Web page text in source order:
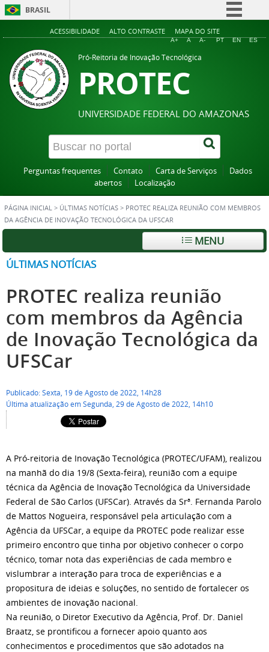
BRASIL
Simplifique!
Acesso à informação
ACESSIBILIDADE ALTO CONTRASTE MAPA DO SITE
A+ A A- PT EN ES
Pró-Reitoria de Inovação Tecnológica
PROTEC
UNIVERSIDADE FEDERAL DO AMAZONAS
Perguntas frequentes Contato Carta de Serviços
Dados
abertos
Localização
PÁGINA INICIAL > ÚLTIMAS NOTÍCIAS > PROTEC REALIZA REUNIÃO COM MEMBROS
DA AGÊNCIA DE INOVAÇÃO TECNOLÓGICA DA UFSCAR
MENU
ÚLTIMAS NOTÍCIAS
PROTEC realiza reunião
com membros da Agência
de Inovação Tecnológica da
UFSCar
Publicado: Sexta, 19 de Agosto de 2022, 14h28
Última atualização em Segunda, 29 de Agosto de 2022, 14h10
A Pró-reitoria de Inovação Tecnológica (PROTEC/UFAM), realizou
na manhã do dia 19/8 (Sexta-feira), reunião com a equipe
técnica da Agência de Inovação Tecnológica da Universidade
Federal de São Carlos (UFSCar). Através da Srª. Fernanda Parolo
de Mattos Nogueira, responsável pela articulação com a
Agência da UFSCar, a equipe da PROTEC pode realizar esse
primeiro encontro que tinha por objetivo conhecer o corpo
técnico, tomar nota das experiências de cada membro e
vislumbrar a interação para troca de experiências e a
propositura de ideias e soluções, no sentido de fortalecer os
ambientes de inovação nacional.
Na reunião, o Diretor Executivo da Agência, Prof. Dr. Daniel
Braatz, se prontificou a fornecer apoio quanto aos
conhecimentos e procedimentos que são adotados na